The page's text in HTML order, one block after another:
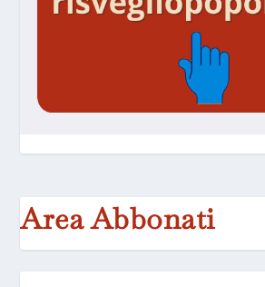
Area Abbonati